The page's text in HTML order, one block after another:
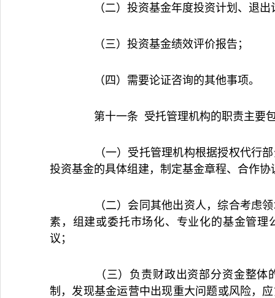
（二）投资基金年度投资计划、退出
（三）投资基金绩效评价报告；
（四）需要论证咨询的其他事项。
第十一条 受托管理机构的职责主要
（一）受托管理机构根据授权代行部
投资基金的具体组建，制定基金章程、合作协
（二）会同其他出资人，综合考虑领
素，组建或委托市场化、专业化的基金管理
议；
（三）负责财政出资部分资金整体
制，发现基金运营中出现重大问题或风险，